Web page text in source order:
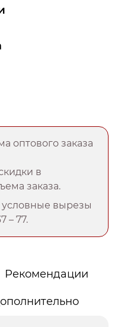
оптового заказа
в
заказа.
вырезы
– 77.
Рекомендации